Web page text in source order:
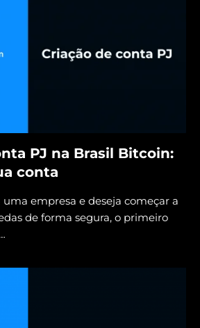
PJ na Brasil Bitcoin:
conta
uma empresa e deseja começar a
de forma segura, o primeiro